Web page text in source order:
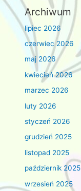
Archiwum
lipiec 2026
czerwiec 2026
maj 2026
kwiecień 2026
marzec 2026
luty 2026
styczeń 2026
grudzień 2025
listopad 2025
październik 2025
wrzesień 2025